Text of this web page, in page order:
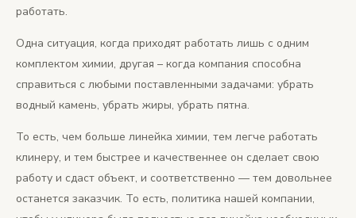
работать.
Одна ситуация, когда приходят работать лишь с одним
комплектом химии, другая – когда компания способна
справиться с любыми поставленными задачами: убрать
водный камень, убрать жиры, убрать пятна.
То есть, чем больше линейка химии, тем легче работать
клинеру, и тем быстрее и качественнее он сделает свою
работу и сдаст объект, и соответственно — тем довольнее
останется заказчик. То есть, политика нашей компании,